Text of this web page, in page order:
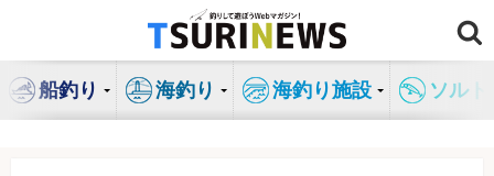
ン
船釣り 海釣り 海釣り施設 ソル